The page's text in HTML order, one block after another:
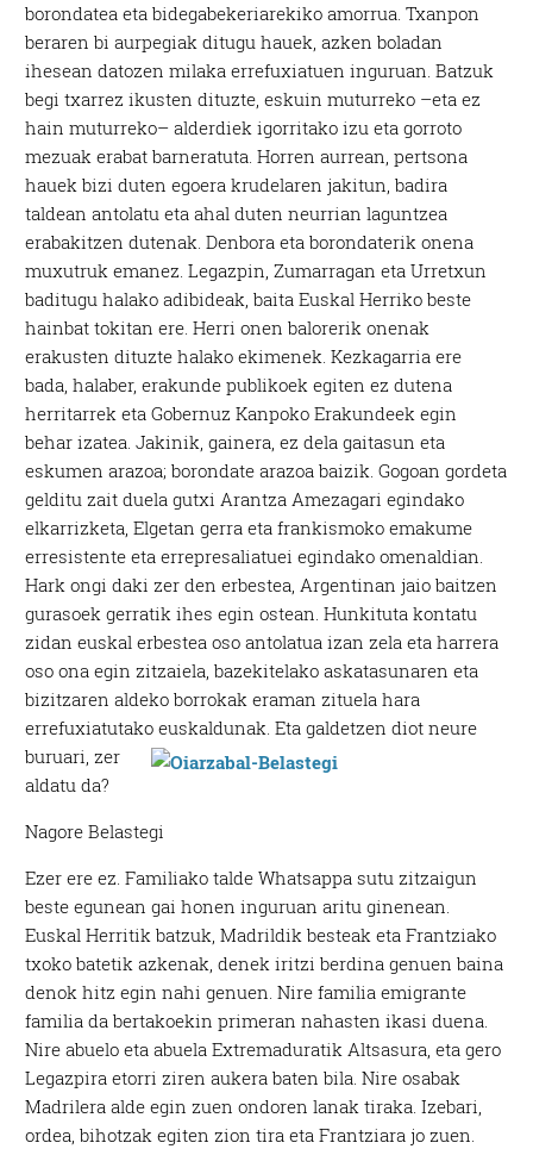
borondatea eta bidegabekeriarekiko amorrua. Txanpon
beraren bi aurpegiak ditugu hauek, azken boladan
ihesean datozen milaka errefuxiatuen inguruan. Batzuk
begi txarrez ikusten dituzte, eskuin muturreko –eta ez
hain muturreko– alderdiek igorritako izu eta gorroto
mezuak erabat barneratuta. Horren aurrean, pertsona
hauek bizi duten egoera krudelaren jakitun, badira
taldean antolatu eta ahal duten neurrian laguntzea
erabakitzen dutenak. Denbora eta borondaterik onena
muxutruk emanez. Legazpin, Zumarragan eta Urretxun
baditugu halako adibideak, baita Euskal Herriko beste
hainbat tokitan ere. Herri onen balorerik onenak
erakusten dituzte halako ekimenek. Kezkagarria ere
bada, halaber, erakunde publikoek egiten ez dutena
herritarrek eta Gobernuz Kanpoko Erakundeek egin
behar izatea. Jakinik, gainera, ez dela gaitasun eta
eskumen arazoa; borondate arazoa baizik. Gogoan gordeta
gelditu zait duela gutxi Arantza Amezagari egindako
elkarrizketa, Elgetan gerra eta frankismoko emakume
erresistente eta errepresaliatuei egindako omenaldian.
Hark ongi daki zer den erbestea, Argentinan jaio baitzen
gurasoek gerratik ihes egin ostean. Hunkituta kontatu
zidan euskal erbestea oso antolatua izan zela eta harrera
oso ona egin zitzaiela, bazekitelako askatasunaren eta
bizitzaren aldeko borrokak eraman zituela hara
errefuxiatutako euskaldunak. Eta galdetzen diot neure
buruari, zer
aldatu da?
Nagore Belastegi
Ezer ere ez. Familiako talde Whatsappa sutu zitzaigun
beste egunean gai honen inguruan aritu ginenean.
Euskal Herritik batzuk, Madrildik besteak eta Frantziako
txoko batetik azkenak, denek iritzi berdina genuen baina
denok hitz egin nahi genuen. Nire familia emigrante
familia da bertakoekin primeran nahasten ikasi duena.
Nire abuelo eta abuela Extremaduratik Altsasura, eta gero
Legazpira etorri ziren aukera baten bila. Nire osabak
Madrilera alde egin zuen ondoren lanak tiraka. Izebari,
ordea, bihotzak egiten zion tira eta Frantziara jo zuen.